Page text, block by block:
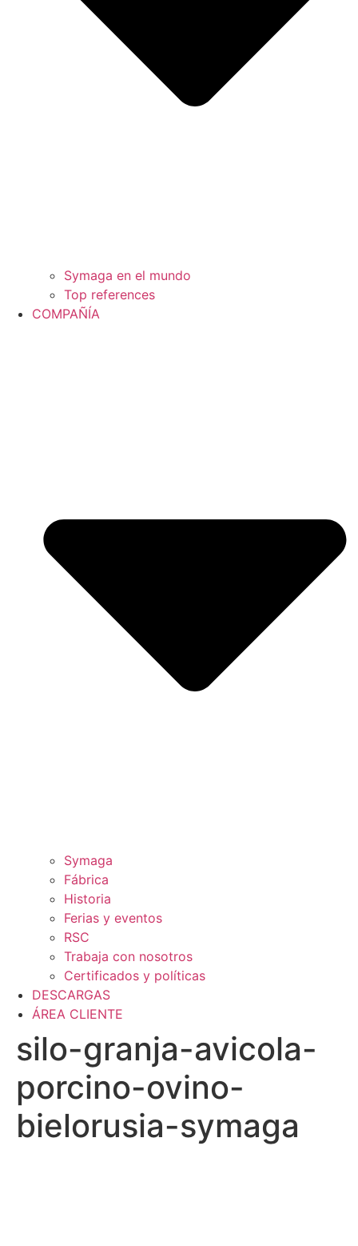
Symaga en el mundo
Top references
COMPAÑÍA
Symaga
Fábrica
Historia
Ferias y eventos
RSC
Trabaja con nosotros
Certificados y políticas
DESCARGAS
ÁREA CLIENTE
silo-granja-avicola-
porcino-ovino-
bielorusia-symaga